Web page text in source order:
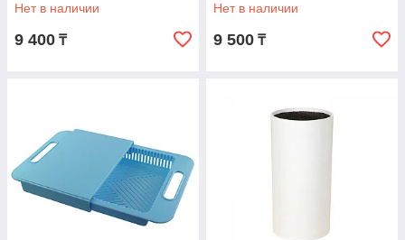
Нет в наличии
9 400 ₸
Нет в наличии
9 500 ₸